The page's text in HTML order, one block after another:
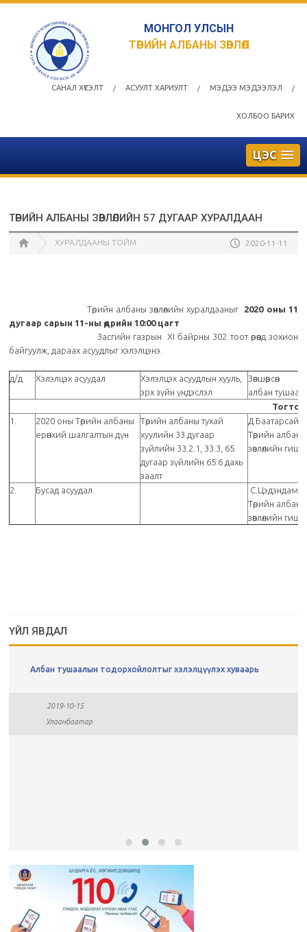
МОНГОЛ УЛСЫН
ТӨРИЙН АЛБАНЫ ЗӨВЛӨЛ
САНАЛ ХҮСЭЛТ / АСУУЛТ ХАРИУЛТ / МЭДЭЭ МЭДЭЭЛЭЛ /
ХОЛБОО БАРИХ
ЦЭС
ТӨРИЙН АЛБАНЫ ЗӨВЛӨЛИЙН 57 ДУГААР ХУРАЛДААН
ХУРАЛДААНЫ ТОЙМ 2020-11-11
Төрийн албаны зөвлөлийн хуралдааныг 2020 оны 11
дугаар сарын 11-ны өдрийн 10:00цагт
Засгийн газрын XI байрны 302 тоот өрөөнд зохион
байгуулж, дараах асуудлыг хэлэлцэнэ.
д/д Хэлэлцэх асуудал
Хэлэлцэх асуудлын хууль,
эрх зүйн үндэслэл
Зөвшөөрсөн
албан
1.
2020 оны Төрийн албаны
ерөнхий шалгалтын дүн
Төрийн албаны тухай
хуулийн 33 дугаар
зүйлийн 33.2.1, 33.3, 65
дугаар зүйлийн 65.6 дахь
заалт
Төрийн албаны
зөвлөлийн
2. Бусад асуудал
Төрийн албаны
зөвлөлийн
ҮЙЛ ЯВДАЛ
Албан тушаалын тодорхойлолтыг хэлэлцүүлэх хуваарь
2019-10-15
Улаанбаатар